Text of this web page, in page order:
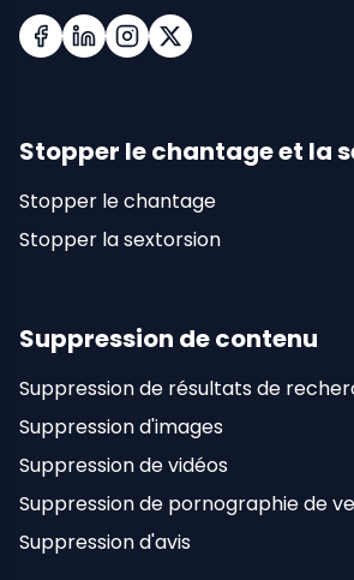
Facebook
LinkedInInstagramX (Twitter)
Stopper le chantage et la
Stopper le chantage
Stopper la sextorsion
Suppression de contenu
Suppression de résultats de
Suppression d'images
Suppression de vidéos
Suppression de pornographie de
Suppression d'avis